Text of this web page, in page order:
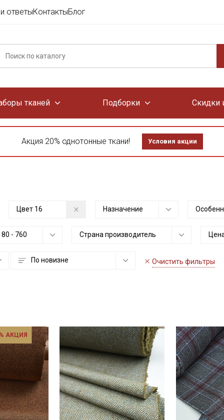
ответыКонтактыБлог
тканей Подборки Скидки
Акция 20% однотонные ткани! Условия акции
Цвет 16 Назначение
- 760 Страна производитель
По новизне Очистить фильтры
АКЦИЯ